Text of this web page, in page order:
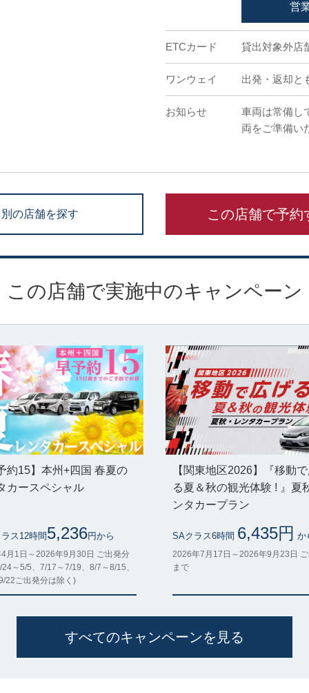
営
ETCカード 貸出対象外店
ワンウェイ 出発・返却と
お知らせ
車両は常備し
両をご準備い
別の店舗を探す この店舗で予約
この店舗で実施中のキャンペーン
約15】本州+四国 春夏の
カースペシャル
ス12時間 5,236円から
月1日～2026年9月30日 ご出発分
～5/5、7/17～7/19、8/7～8/15、
22ご出発分は除く)
【関東地区2026】『移動
る夏＆秋の観光体験 ! 』夏
ンタカープラン
SAクラス6時間 6,435円 か
2026年7月17日～2026年9月23日
まで
すべてのキャンペーンを見る